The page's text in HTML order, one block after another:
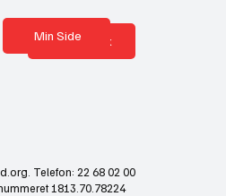
Nettbutikk
Min Side
. Telefon: 22 68 02 00
1813.70.78224